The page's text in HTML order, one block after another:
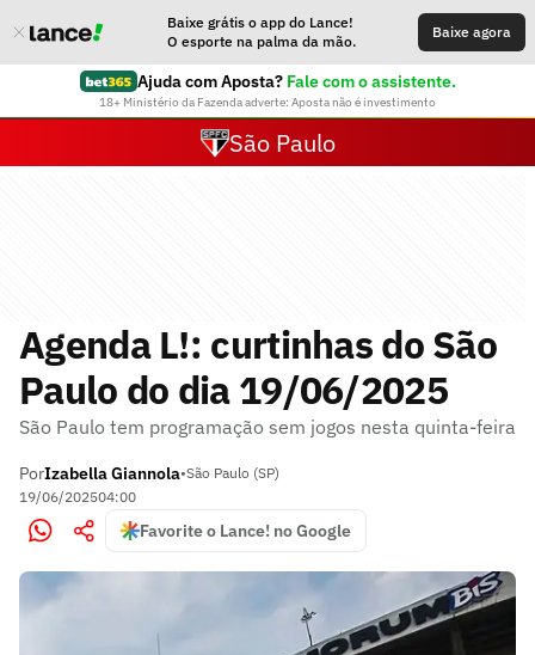
Baixe grátis o app do Lance!
O esporte na palma da mão.
Baixe agora
Ajuda com Aposta? Fale com o assistente.
18+ Ministério da Fazenda adverte: Aposta não é investimento
São Paulo
Agenda L!: curtinhas do São
Paulo do dia 19/06/2025
São Paulo tem programação sem jogos nesta quinta-feira
PorIzabella Giannola•São Paulo (SP)
19/06/202504:00
Favorite o Lance! no Google